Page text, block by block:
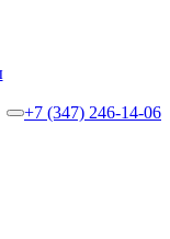
+7 (347) 246-14-06